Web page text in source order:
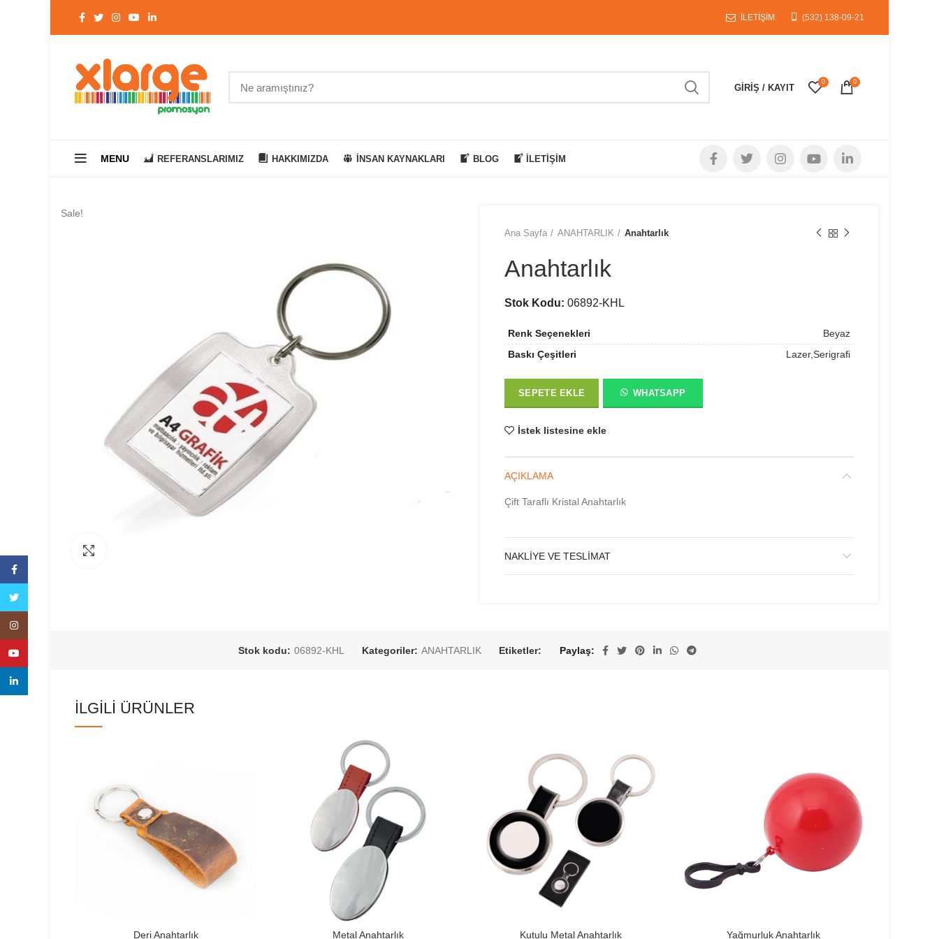
İLETİŞİM (532) 138-09-21
GIRIŞ / KAYIT
0 0
MENU REFERANSLARIMIZ HAKKIMIZDA İNSAN KAYNAKLARI BLOG İLETIŞIM
Sale!
Ana Sayfa ANAHTARLIK Anahtarlık
Anahtarlık
Stok Kodu: 06892-KHL
Renk Seçenekleri
Beyaz
Baskı Çeşitleri
Lazer,Serigrafi
SEPETE EKLE WHATSAPP
İstek listesine ekle
AÇIKLAMA
Çift Taraflı Kristal Anahtarlık
NAKLIYE VE TESLIMAT
Stok kodu: 06892-KHL Kategoriler: ANAHTARLIK Etiketler: Paylaş
İLGILI ÜRÜNLER
Deri Anahtarlık Metal Anahtarlık Kutulu Metal Anahtarlık Yağmurluk Anahtarlık